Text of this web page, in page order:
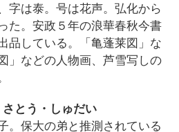
字は泰。号は花声。弘化から
た。安政５年の浪華春秋今書
品している。「亀蓬莱図」な
」などの人物画、芦雪写しの
とう・しゅだい
。保大の弟と推測されている